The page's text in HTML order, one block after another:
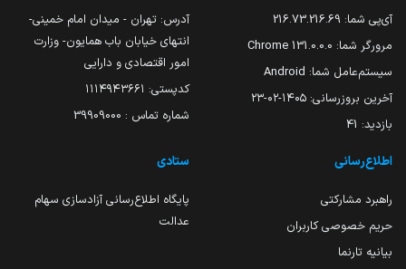
آی‌پی شما: 216.73.216.69
مرورگر شما: 131.0.0.0 Chrome
سیستم‌عامل شما: Android
آخرین بروزرسانی: ۱۴۰۵-۰۲-۲۳
بازدید: 41
آدرس: تهران - میدان امام خمینی-
انتهای خیابان باب همایون- وزارت
امور اقتصادی و دارایی
کدپستی: ۱۱۱۴۹۴۳۶۶۱
شماره تماس : 39909000
اطلاع‌رسانی
راهبرد مشارکتی
حریم خصوصی کاربران
بیانیه تارنما
ستادی
پایگاه اطلاع‌رسانی آزادسازی سهام
عدالت